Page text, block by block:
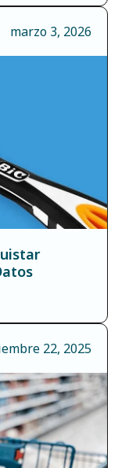
marzo 3, 2026
22, 2025